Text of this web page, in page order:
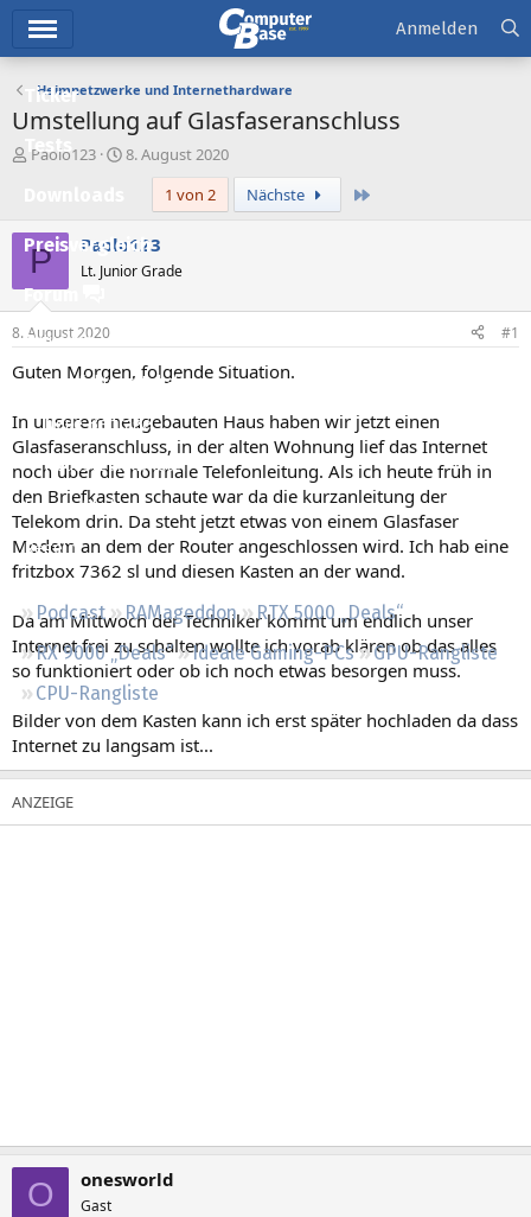
Ticker
Tests
Preisvergleich
Forum
Aktuelles
Empfohlene Inhalte
Neue Beiträge
Neueste Aktivitäten
Leserartikel
Regeln
Podcast RAMageddon
RTX 5000 „Deals“
RX 9000 „Deals“
Ideale Gaming-PCs
GPU-Rangliste
CPU-Rangliste
Anmelden
Heimnetzwerke und Internethardware
Umstellung auf Glasfaseranschluss
E
e
e
r
Paolo123
E
e
l
m
8. August 2020
1 von 2
Nächste
P Paolo123
Lt. Junior Grade
8. August 2020 #1
Guten Morgen, folgende Situation.
In unserem neugebauten Haus haben wir jetzt einen
Glasfaseranschluss, in der alten Wohnung lief das Internet
noch über die normale Telefonleitung. Als ich heute früh in
den Briefkasten schaute war da die kurzanleitung der
Telekom drin. Da steht jetzt etwas von einem Glasfaser
Modem an dem der Router angeschlossen wird. Ich hab eine
fritzbox 7362 sl und diesen Kasten an der wand.
Da am Mittwoch der Techniker kommt um endlich unser
Internet frei zu schalten wollte ich vorab klären ob das alles
so funktioniert oder ob ich noch etwas besorgen muss.
Bilder von dem Kasten kann ich erst später hochladen da dass
Internet zu langsam ist...
O onesworld
Gast